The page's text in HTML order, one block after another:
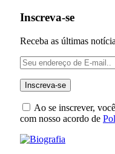
Inscreva-se
Receba as últimas
Ao se inscrever,
com nosso acordo de